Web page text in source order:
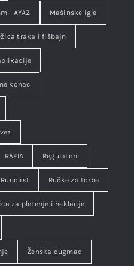
- AYAZ Mašinske igle
traka i fišbajn
konac
RAFIA Regulatori
Runolist Ručke za torbe
za pletenje i heklanje
Ženska dugmad